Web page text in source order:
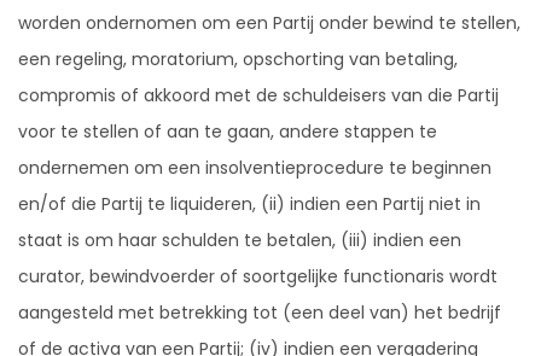
worden ondernomen om een Partij onder bewind te stellen,
een regeling, moratorium, opschorting van betaling,
compromis of akkoord met de schuldeisers van die Partij
voor te stellen of aan te gaan, andere stappen te
ondernemen om een insolventieprocedure te beginnen
en/of die Partij te liquideren, (ii) indien een Partij niet in
staat is om haar schulden te betalen, (iii) indien een
curator, bewindvoerder of soortgelijke functionaris wordt
aangesteld met betrekking tot (een deel van) het bedrijf
of de activa van een Partij; (iv) indien een vergadering